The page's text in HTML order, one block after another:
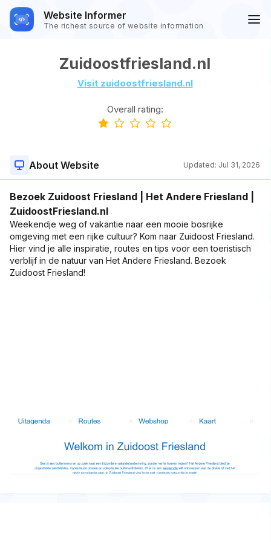
Website Informer
The richest source of website information
Zuidoostfriesland.nl
Visit zuidoostfriesland.nl
Overall rating:
About Website Updated: Jul 31, 2026
Bezoek Zuidoost Friesland | Het Andere Friesland |
ZuidoostFriesland.nl
Weekendje weg of vakantie naar een mooie bosrijke
omgeving met een rijke cultuur? Kom naar Zuidoost Friesland.
Hier vind je alle inspiratie, routes en tips voor een toeristisch
verblijf in de natuur van Het Andere Friesland. Bezoek
Zuidoost Friesland!